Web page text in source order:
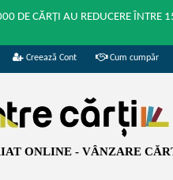
DE CĂRȚI AU REDUCERE ÎNTRE
Creează Cont Cum cumpăr
ONLINE - VÂNZARE